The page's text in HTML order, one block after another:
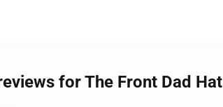
for The Front Dad Hat